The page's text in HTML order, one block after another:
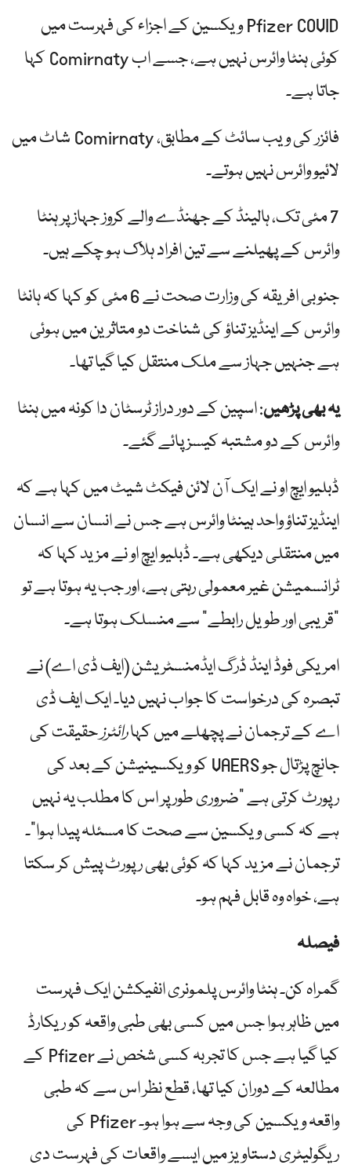
Pfizer COVID ویکسین کے اجزاء کی فہرست میں
کوئی ہنٹا وائرس نہیں ہے، جسے اب Comirnaty کہا
جاتا ہے۔
فائزر کی ویب سائٹ کے مطابق، Comirnaty شاٹ میں
لائیو وائرس نہیں ہوتے۔
7 مئی تک، ہالینڈ کے جھنڈے والے کروز جہاز پر ہنٹا
وائرس کے پھیلنے سے تین افراد ہلاک ہو چکے ہیں۔
جنوبی افریقہ کی وزارت صحت نے 6 مئی کو کہا کہ ہانٹا
وائرس کے اینڈیز تناؤ کی شناخت دو متاثرین میں ہوئی
ہے جنہیں جہاز سے ملک منتقل کیا گیا تھا۔
یہ بھی پڑھیں: اسپین کے دور دراز ٹرسٹان دا کونہ میں ہنٹا
وائرس کے دو مشتبہ کیسز پائے گئے۔
ڈبلیو ایچ او نے ایک آن لائن فیکٹ شیٹ میں کہا ہے کہ
اینڈیز تناؤ واحد ہینٹا وائرس ہے جس نے انسان سے انسان
میں منتقلی دیکھی ہے۔ ڈبلیو ایچ او نے مزید کہا کہ
ٹرانسمیشن غیر معمولی رہتی ہے، اور جب یہ ہوتا ہے تو
"قریبی اور طویل رابطے” سے منسلک ہوتا ہے۔
امریکی فوڈ اینڈ ڈرگ ایڈمنسٹریشن (ایف ڈی اے) نے
تبصرہ کی درخواست کا جواب نہیں دیا۔ ایک ایف ڈی
اے کے ترجمان نے پچھلے میں کہارائٹرزحقیقت کی
جانچ پڑتال جو VAERS کو ویکسینیشن کے بعد کی
رپورٹ کرتی ہے "ضروری طور پر اس کا مطلب یہ نہیں
ہے کہ کسی ویکسین سے صحت کا مسئلہ پیدا ہوا”۔
ترجمان نے مزید کہا کہ کوئی بھی رپورٹ پیش کر سکتا
ہے، خواہ وہ قابل فہم ہو۔
فیصلہ
گمراہ کن۔ ہنٹا وائرس پلمونری انفیکشن ایک فہرست
میں ظاہر ہوا جس میں کسی بھی طبی واقعہ کو ریکارڈ
کیا گیا ہے جس کا تجربہ کسی شخص نے Pfizer کے
مطالعہ کے دوران کیا تھا، قطع نظر اس سے کہ طبی
واقعہ ویکسین کی وجہ سے ہوا ہو۔ Pfizer کی
ریگولیٹری دستاویز میں ایسے واقعات کی فہرست دی